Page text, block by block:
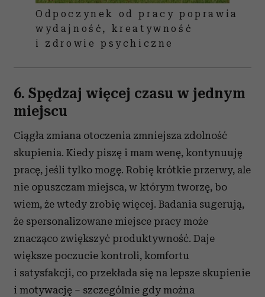
Odpoczynek od pracy poprawia
wydajność, kreatywność
i zdrowie psychiczne
6. Spędzaj więcej czasu w jednym
miejscu
Ciągła zmiana otoczenia zmniejsza zdolność
skupienia. Kiedy piszę i mam wenę, kontynuuję
pracę, jeśli tylko mogę. Robię krótkie przerwy, ale
nie opuszczam miejsca, w którym tworzę, bo
wiem, że wtedy zrobię więcej. Badania sugerują,
że spersonalizowane miejsce pracy może
znacząco zwiększyć produktywność. Daje
większe poczucie kontroli, komfortu
i satysfakcji, co przekłada się na lepsze skupienie
i motywację – szczególnie gdy można